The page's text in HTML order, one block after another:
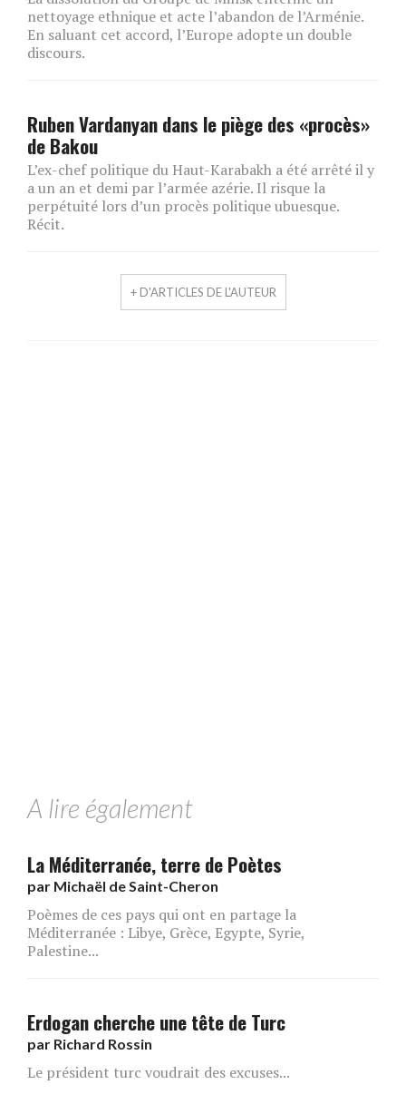
nettoyage ethnique et acte l’abandon de l’Arménie.
En saluant cet accord, l’Europe adopte un double
discours.
Ruben Vardanyan dans le piège des «procès»
de Bakou
L’ex-chef politique du Haut-Karabakh a été arrêté il y
a un an et demi par l’armée azérie. Il risque la
perpétuité lors d’un procès politique ubuesque.
Récit.
+ D'ARTICLES DE L'AUTEUR
A lire également
La Méditerranée, terre de Poètes
par Michaël de Saint-Cheron
Poèmes de ces pays qui ont en partage la
Méditerranée : Libye, Grèce, Egypte, Syrie,
Palestine...
Erdogan cherche une tête de Turc
par Richard Rossin
Le président turc voudrait des excuses...